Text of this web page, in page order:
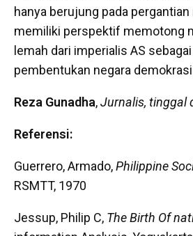
hanya berujung pada
memiliki perspektif memotong
lemah dari imperialis AS
pembentukan negara
Reza Gunadha,Jurnalis, tinggal
Referensi:
Guerrero, Armado,Philippine
RSMTT, 1970
Jessup, Philip C, The Birth Of